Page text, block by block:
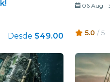
Desde $49.00
06 Aug -
5.0 / 5